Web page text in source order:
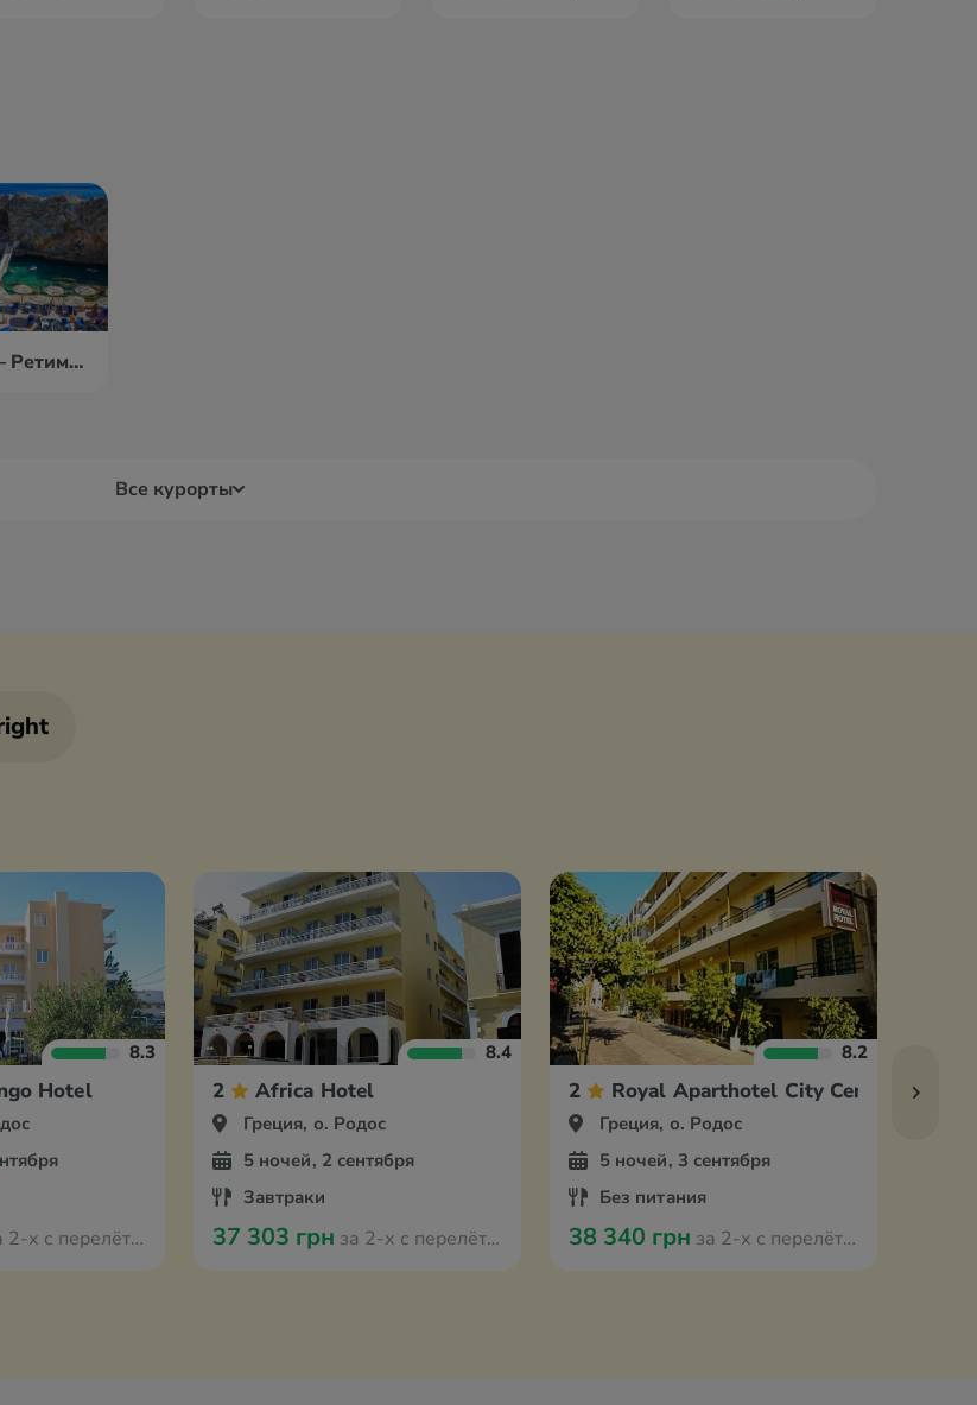
о. Крит – Ретимно
Все курорты
8.3
Hotel
х с перелётом из Кракова
8.4
2 Africa Hotel
Греция, о. Родос
5 ночей, 2 сентября
Завтраки
37 303 грн за 2-х с перелётом из Кракова
8.2
2 Royal Aparthotel City Centrel
Греция, о. Родос
5 ночей, 3 сентября
Без питания
38 340 грн за 2-х с перелётом из Кракова